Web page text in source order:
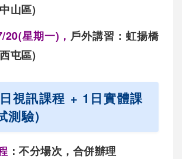
山區)
20(星期一)， 戶外講習：虹揚橋
屯區)
視訊課程 + 1日實體課
測驗)
： 不分場次，合併辦理